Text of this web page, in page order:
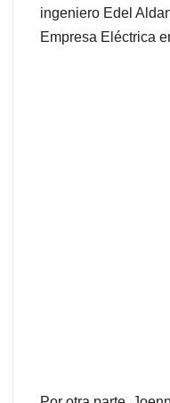
ingeniero Edel
Empresa Eléctrica